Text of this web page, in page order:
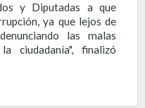
y Diputadas a que
ya que lejos de
las malas
ciudadanía", finalizó